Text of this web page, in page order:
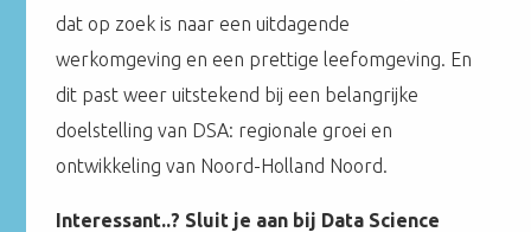
dat op zoek is naar een uitdagende
werkomgeving en een prettige leefomgeving. En
dit past weer uitstekend bij een belangrijke
doelstelling van DSA: regionale groei en
ontwikkeling van Noord-Holland Noord.
Interessant..? Sluit je aan bij Data Science